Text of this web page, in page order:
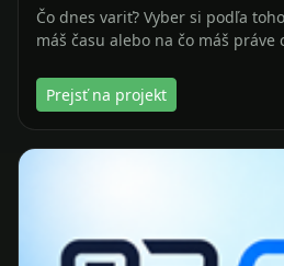
Čo dnes variť? Vyber si podľa
máš času alebo na čo máš práve
Prejsť na projekt